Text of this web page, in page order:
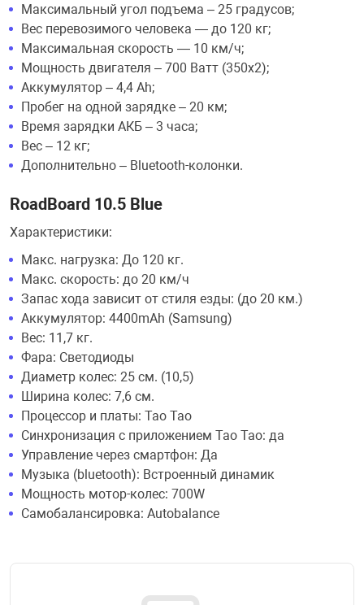
Максимальный угол подъема – 25 градусов;
Вес перевозимого человека — до 120 кг;
Максимальная скорость — 10 км/ч;
Мощность двигателя – 700 Ватт (350х2);
Аккумулятор – 4,4 Ah;
Пробег на одной зарядке – 20 км;
Время зарядки АКБ – 3 часа;
Вес – 12 кг;
Дополнительно – Bluetooth-колонки.
RoadBoard 10.5 Blue
Характеристики:
Макс. нагрузка: До 120 кг.
Макс. скорость: до 20 км/ч
Запас хода зависит от стиля езды: (до 20 км.)
Аккумулятор: 4400mAh (Samsung)
Вес: 11,7 кг.
Фара: Светодиоды
Диаметр колес: 25 см. (10,5)
Ширина колес: 7,6 см.
Процессор и платы: Tao Tao
Синхронизация с приложением Тао Тао: да
Управление через смартфон: Да
Музыка (bluetooth): Встроенный динамик
Мощность мотор-колес: 700W
Самобалансировка: Autobalance